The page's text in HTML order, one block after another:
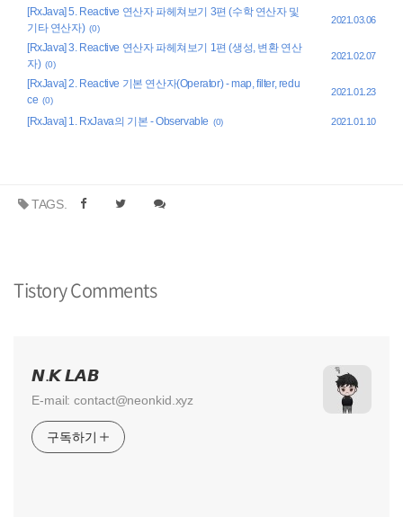
[RxJava] 5. Reactive 연산자 파헤쳐보기 3편 (수학 연산자 및
기타 연산자) (0)
2021.03.06
[RxJava] 3. Reactive 연산자 파헤쳐보기 1편 (생성, 변환 연산
자) (0)
2021.02.07
[RxJava] 2. Reactive 기본 연산자(Operator) - map, filter, redu
ce (0)
2021.01.23
[RxJava] 1. RxJava의 기본 - Observable (0) 2021.01.10
TAGS.
Tistory Comments
𝙉.𝙆 𝙇𝘼𝘽
E-mail: contact@neonkid.xyz
구독하기